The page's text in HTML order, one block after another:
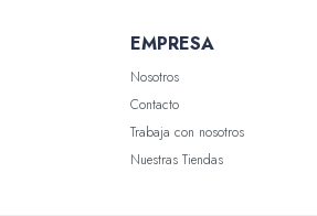
EMPRESA
Nosotros
Contacto
Trabaja con nosotros
Nuestras Tiendas